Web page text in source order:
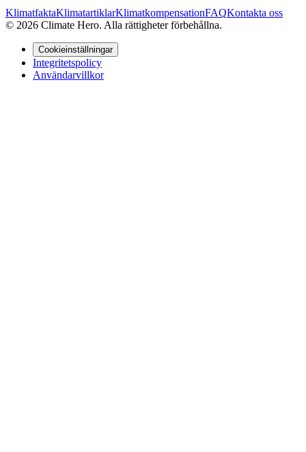
KlimatfaktaKlimatartiklarKlimatkompensationFAQKontakta oss
© 2026 Climate Hero. Alla rättigheter förbehållna.
Cookieinställningar
Integritetspolicy
Användarvillkor